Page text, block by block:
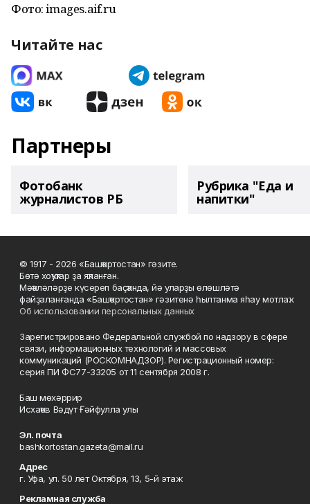
Фото: images.aif.ru
Читайте нас
Партнеры
Фотобанк
журналистов РБ
Рубрика "Еда и
напитки"
© 1917 - 2026 «Башҡортостан» гәзите.
Бөтә хоҡуҡтар ҙа яҡланған.
Мәҡәләләрҙе күсереп баҫҡанда, йә уларҙы өлөшләтә
файҙаланғанда «Башҡортостан» гәзитенә һылтанма яһау мотлаҡ.
Об использовании персональных данных
Зарегистрировано Федеральной службой по надзору в сфере
связи, информационных технологий и массовых
коммуникаций (РОСКОМНАДЗОР). Регистрационный номер:
серия ПИ ФС77-33205 от 11 сентября 2008 г.
Баш мөхәррир
Исхаҡов Вәдүт Ғәйфулла улы
Эл. почта
bashkortostan.gazeta@mail.ru
Адрес
г. Уфа, ул. 50 лет Октября, 13, 5-й этаж
Рекламная служба